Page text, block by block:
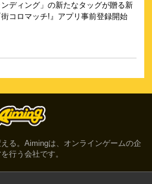
ディング」の新たなタッグが贈る新
コロマッチ!』アプリ事前登録開始
る。Aimingは、オンラインゲームの企
行う会社です。